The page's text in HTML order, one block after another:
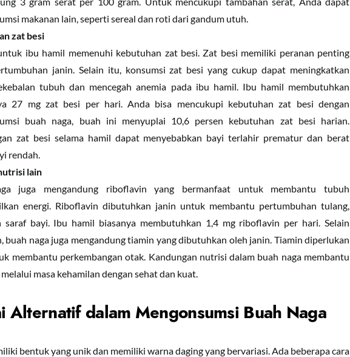
makanan lain, seperti sereal dan roti dari gandum utuh.
zat besi
ibu hamil memenuhi kebutuhan zat besi. Zat besi memiliki peranan penting
janin. Selain itu, konsumsi zat besi yang cukup dapat meningkatkan
tubuh dan mencegah anemia pada ibu hamil. Ibu hamil membutuhkan
27 mg zat besi per hari. Anda bisa mencukupi kebutuhan zat besi dengan
buah naga, buah ini menyuplai 10,6 persen kebutuhan zat besi harian.
zat besi selama hamil dapat menyebabkan bayi terlahir prematur dan berat
rendah.
lain
juga mengandung riboflavin yang bermanfaat untuk membantu tubuh
energi. Riboflavin dibutuhkan janin untuk membantu pertumbuhan tulang,
saraf bayi. Ibu hamil biasanya membutuhkan 1,4 mg riboflavin per hari. Selain
buah naga juga mengandung tiamin yang dibutuhkan oleh janin. Tiamin diperlukan
membantu perkembangan otak. Kandungan nutrisi dalam buah naga membantu
masa kehamilan dengan sehat dan kuat.
Alternatif dalam Mengonsumsi Buah Naga
bentuk yang unik dan memiliki warna daging yang bervariasi. Ada beberapa cara